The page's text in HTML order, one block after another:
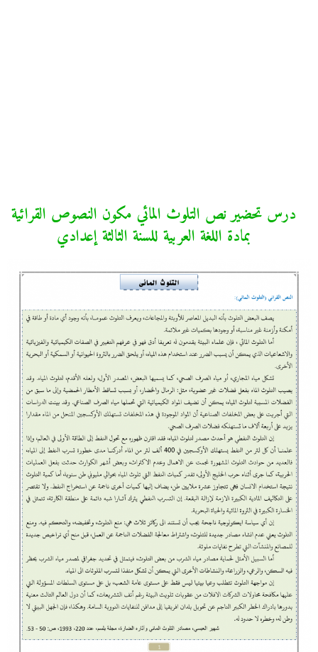
درس تحضير نص التلوث المائي مكون النصوص القرائية
بمادة اللغة العربية للسنة الثالثة إعدادي